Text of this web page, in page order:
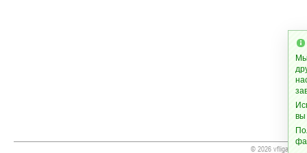
© 2026 vfliga.cc
вы